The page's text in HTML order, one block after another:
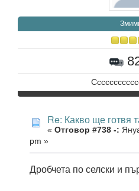
Re: Какво ще готвя
« Отговор #738 -:
pm »
Дробчета по селски и